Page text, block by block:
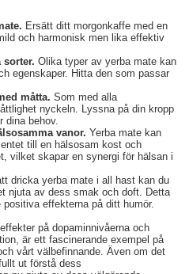
Ersätt ditt morgonkaffe med en
och harmonisk men lika effektiv
sorter. Olika typer av yerba mate kan
egenskaper. Hitta den som passar
måtta. Som med alla
nyckeln. Lyssna på din kropp
dina behov.
vanor. Yerba mate kan
till en hälsosam kost och
vilket skapar en synergi för hälsan i
dricka yerba mate i all hast kan du
njuta av dess smak och doft. Detta
effekterna på ditt humör.
på dopaminnivåerna och
är ett fascinerande exempel på
vårt välbefinnande. Även om det
ut förstå dess